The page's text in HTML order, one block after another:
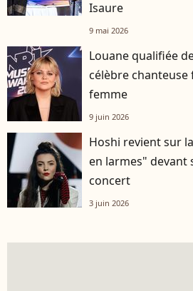
Isaure
9 mai 2026
Louane qualifiée
célèbre chanteuse
femme
9 juin 2026
Hoshi revient sur
en larmes" devant
concert
3 juin 2026